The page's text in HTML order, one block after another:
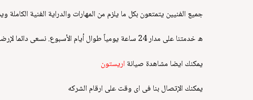
جميع الفنيين يتمتعون بكل ما يلزم من المهارات والدراية الفنية
ه خدمتنا على مدار 24 ساعة يومياً طوال أيام الأسبوع. نسعى دائما لإرضاء العملاء ولذلك خدمة الدعم الفني متاحة في اي وقت وفي اي مكان.
يمكنك ايضا مشاهدة صيانة اريستون
يمكنك الإتصال بنا فى اى وقت على ارقام الشركه